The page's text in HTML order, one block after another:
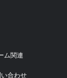
ム関連
合わせ